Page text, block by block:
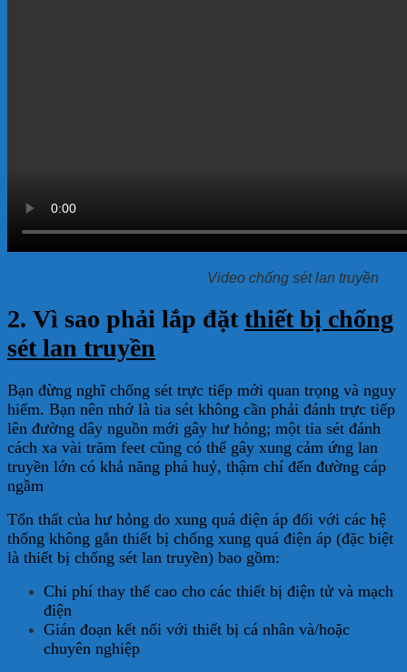
Video chống sét lan truyền
2. Vì sao phải lắp đặtthiết bị chống
sét lan truyền
Bạn đừng nghĩ chống sét trực tiếp mới quan trọng và nguy
hiểm. Bạn nên nhớ là tia sét không cần phải đánh trực tiếp
lên đường dây nguồn mới gây hư hỏng; một tia sét đánh
cách xa vài trăm feet cũng có thể gây xung cảm ứng lan
truyền lớn có khả năng phá huỷ, thậm chí đến đường cáp
ngầm
Tổn thất của hư hỏng do xung quá điện áp đối với các hệ
thống không gắn thiết bị chống xung quá điện áp (đặc biệt
là thiết bị chống sét lan truyền) bao gồm:
Chi phí thay thế cao cho các thiết bị điện tử và mạch
điện
Gián đoạn kết nối với thiết bị cá nhân và/hoặc
chuyên nghiệp